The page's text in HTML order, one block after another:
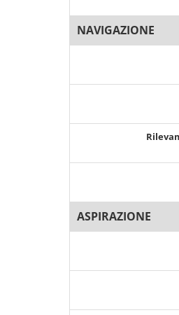
NAVIGAZIONE
ASPIRAZIONE